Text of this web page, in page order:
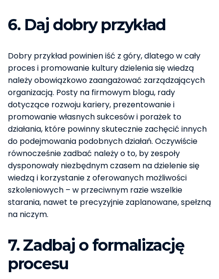
6. Daj dobry przykład
Dobry przykład powinien iść z góry, dlatego w cały
proces i promowanie kultury dzielenia się wiedzą
należy obowiązkowo zaangażować zarządzających
organizacją. Posty na firmowym blogu, rady
dotyczące rozwoju kariery, prezentowanie i
promowanie własnych sukcesów i porażek to
działania, które powinny skutecznie zachęcić innych
do podejmowania podobnych działań. Oczywiście
równocześnie zadbać należy o to, by zespoły
dysponowały niezbędnym czasem na dzielenie się
wiedzą i korzystanie z oferowanych możliwości
szkoleniowych – w przeciwnym razie wszelkie
starania, nawet te precyzyjnie zaplanowane, spełzną
na niczym.
7. Zadbaj o formalizację
procesu